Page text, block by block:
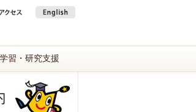
学習・研究支援